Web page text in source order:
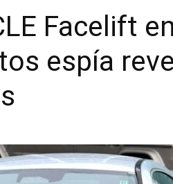
Facelift en
espía